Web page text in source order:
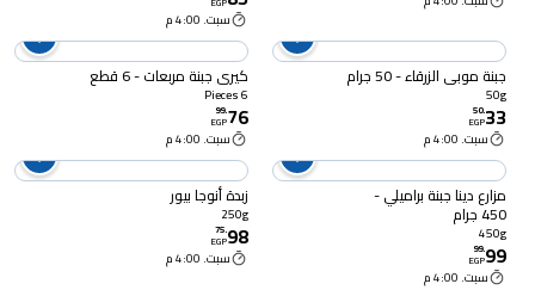
سبت. 4:00 م
جبنة موبي الزرقاء - 50 جرام
50g
33
.
50
EGP
سبت. 4:00 م
كيري جبنة مربعات - 6 قطع
6 Pieces
76
.
99
EGP
سبت. 4:00 م
مزارع دينا جبنة براميلي -
450 جرام
450g
99
.
99
EGP
سبت. 4:00 م
زبدة أنوجا بيور
250g
98
.
75
EGP
سبت. 4:00 م